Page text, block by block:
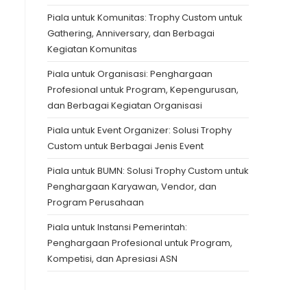
Piala untuk Komunitas: Trophy Custom untuk
Gathering, Anniversary, dan Berbagai
Kegiatan Komunitas
Piala untuk Organisasi: Penghargaan
Profesional untuk Program, Kepengurusan,
dan Berbagai Kegiatan Organisasi
Piala untuk Event Organizer: Solusi Trophy
Custom untuk Berbagai Jenis Event
Piala untuk BUMN: Solusi Trophy Custom untuk
Penghargaan Karyawan, Vendor, dan
Program Perusahaan
Piala untuk Instansi Pemerintah:
Penghargaan Profesional untuk Program,
Kompetisi, dan Apresiasi ASN